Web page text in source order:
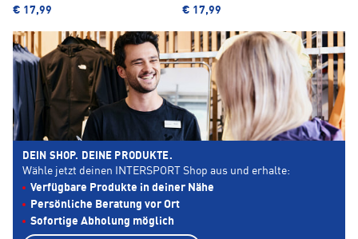
€ 17,99 € 17,99
DEIN SHOP. DEINE PRODUKTE.
Wähle jetzt deinen INTERSPORT Shop aus und erhalte:
Verfügbare Produkte in deiner Nähe
Persönliche Beratung vor Ort
Sofortige Abholung möglich